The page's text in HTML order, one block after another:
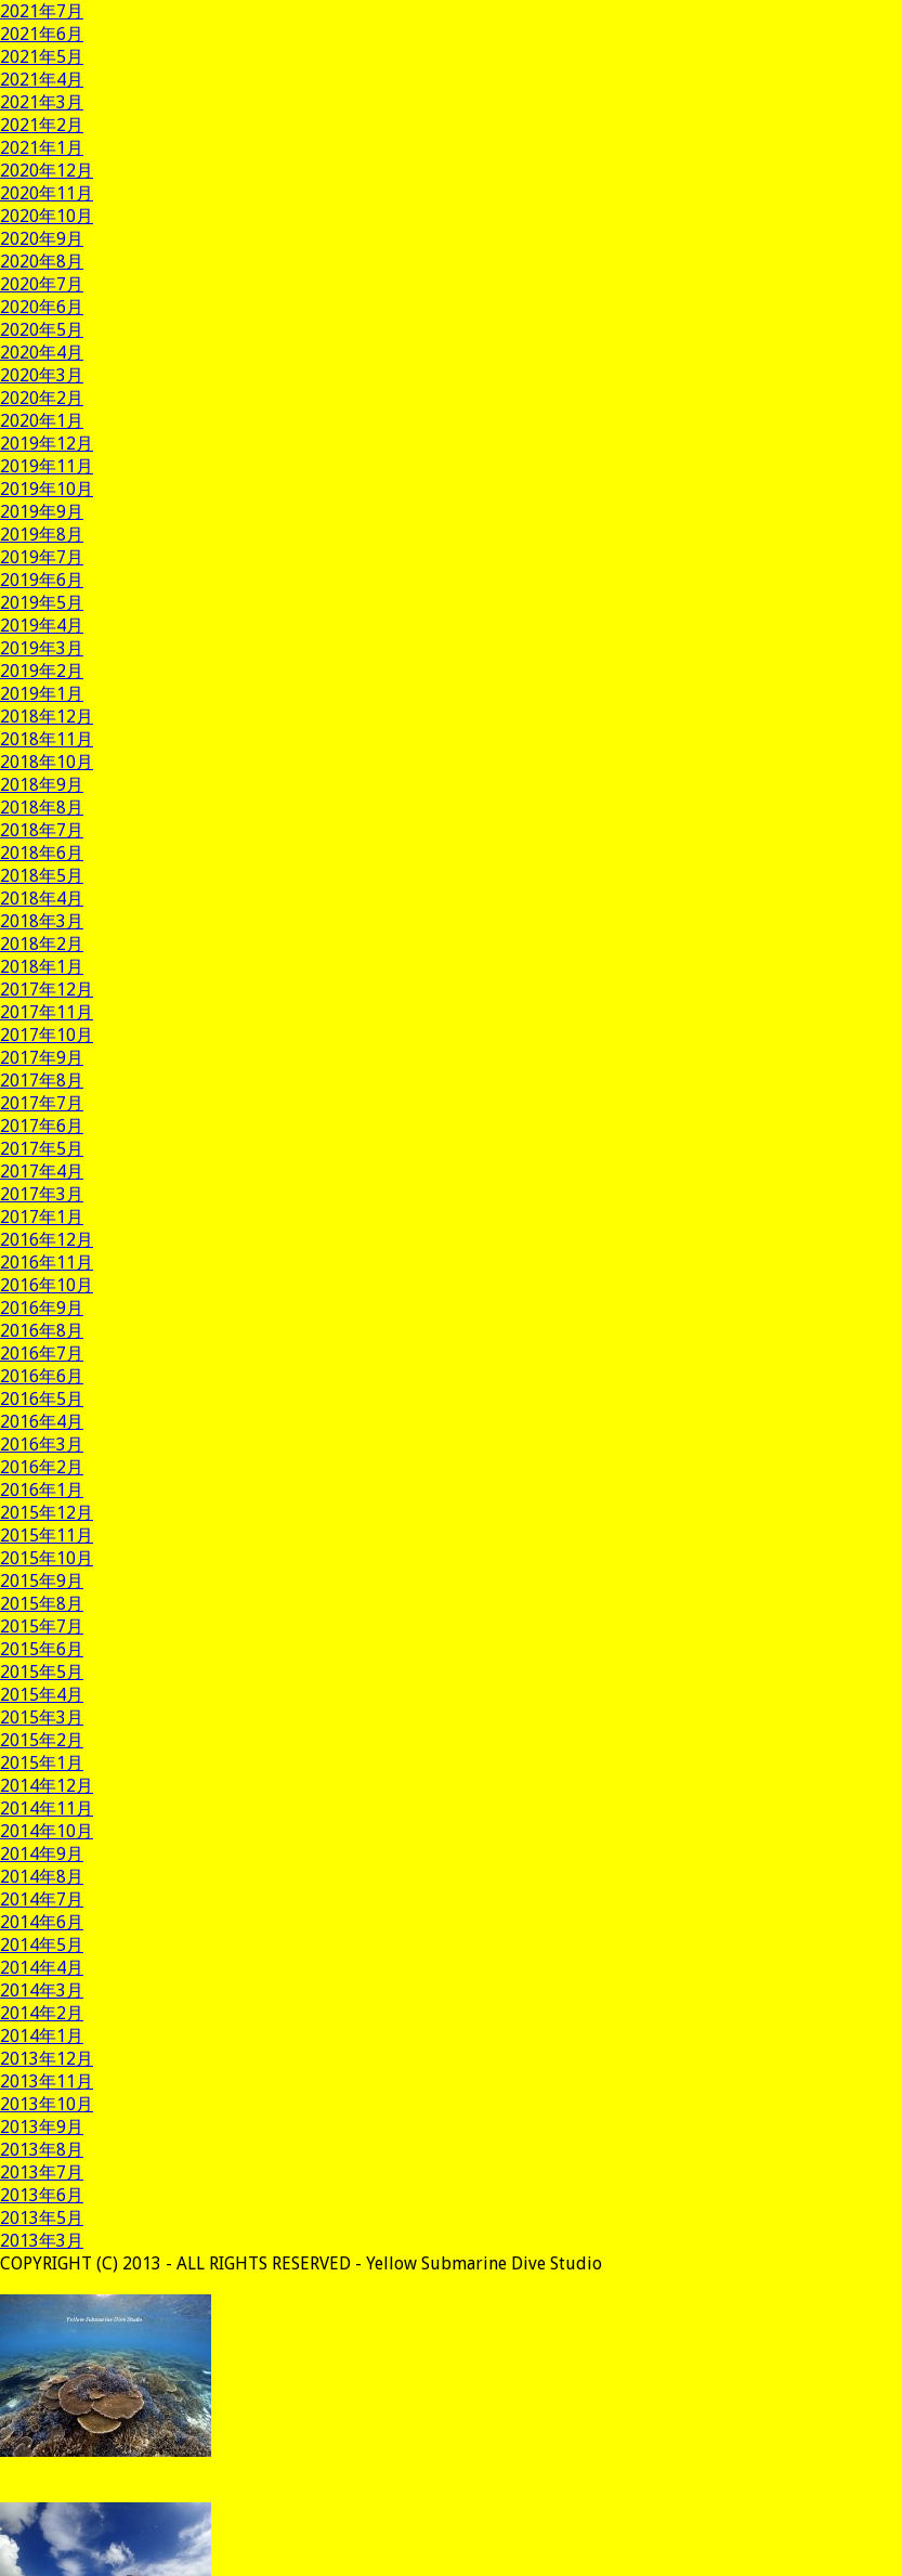
2021年7月
2021年6月
2021年5月
2021年4月
2021年3月
2021年2月
2021年1月
2020年12月
2020年11月
2020年10月
2020年9月
2020年8月
2020年7月
2020年6月
2020年5月
2020年4月
2020年3月
2020年2月
2020年1月
2019年12月
2019年11月
2019年10月
2019年9月
2019年8月
2019年7月
2019年6月
2019年5月
2019年4月
2019年3月
2019年2月
2019年1月
2018年12月
2018年11月
2018年10月
2018年9月
2018年8月
2018年7月
2018年6月
2018年5月
2018年4月
2018年3月
2018年2月
2018年1月
2017年12月
2017年11月
2017年10月
2017年9月
2017年8月
2017年7月
2017年6月
2017年5月
2017年4月
2017年3月
2017年1月
2016年12月
2016年11月
2016年10月
2016年9月
2016年8月
2016年7月
2016年6月
2016年5月
2016年4月
2016年3月
2016年2月
2016年1月
2015年12月
2015年11月
2015年10月
2015年9月
2015年8月
2015年7月
2015年6月
2015年5月
2015年4月
2015年3月
2015年2月
2015年1月
2014年12月
2014年11月
2014年10月
2014年9月
2014年8月
2014年7月
2014年6月
2014年5月
2014年4月
2014年3月
2014年2月
2014年1月
2013年12月
2013年11月
2013年10月
2013年9月
2013年8月
2013年7月
2013年6月
2013年5月
2013年3月
COPYRIGHT (C) 2013 - ALL RIGHTS RESERVED - Yellow Submarine Dive Studio